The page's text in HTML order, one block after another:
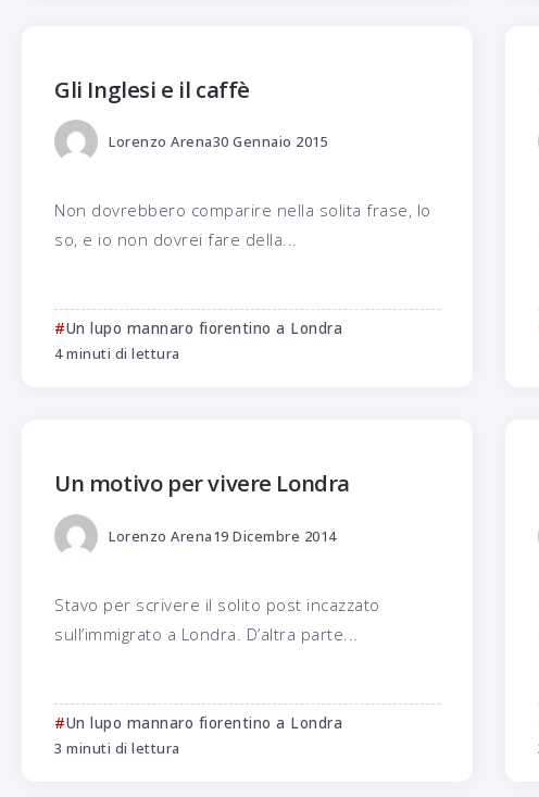
Gli Inglesi e il caffè
Lorenzo Arena30 Gennaio 2015
Non dovrebbero comparire nella solita frase, lo
so, e io non dovrei fare della...
Un lupo mannaro fiorentino a Londra
4 minuti di lettura
Un motivo per vivere Londra
Lorenzo Arena19 Dicembre 2014
Stavo per scrivere il solito post incazzato
sull’immigrato a Londra. D’altra parte...
Un lupo mannaro fiorentino a Londra
3 minuti di lettura